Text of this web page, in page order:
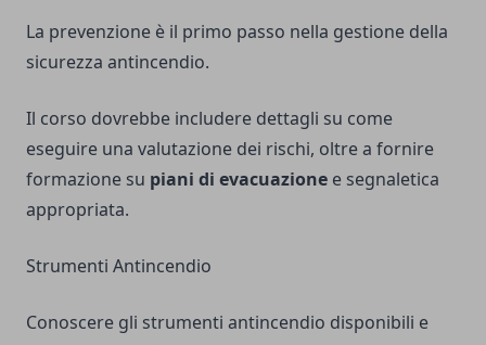
La prevenzione è il primo passo nella gestione della
sicurezza antincendio.
Il corso dovrebbe includere dettagli su come
eseguire una valutazione dei rischi, oltre a fornire
formazione su piani di evacuazione e segnaletica
appropriata.
Strumenti Antincendio
Conoscere gli strumenti antincendio disponibili e